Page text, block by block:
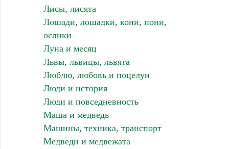
Лисы, лисята
Лошади, лошадки, кони, пони,
ослики
Луна и месяц
Львы, львицы, львята
Люблю, любовь и поцелуи
Люди и история
Люди и повседневность
Маша и медведь
Машины, техника, транспорт
Медведи и медвежата